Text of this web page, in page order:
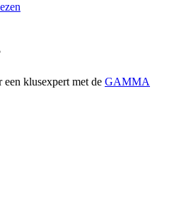
klusexpert met de GAMMA